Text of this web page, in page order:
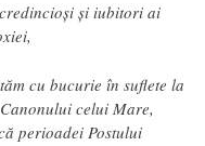
și iubitori ai
cu bucurie în suflete la
celui Mare,
perioadei Postului